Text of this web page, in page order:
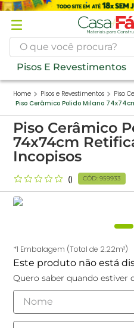
O que você procura?
Pisos E Revestimentos
Pisos e Revestimentos
Piso
Piso Cerâmico Polido Milano
Piso Cerâmico
74x74cm
Incopisos
CÓD:959933
*1 Embalagem (Total de 2.22m²)
Este produto não está
Quero saber quando estiver
Termos
mais
buscados
º
piso
3º
porta
º
banheiros
5º
tinta
7º
revestimento
10 º janela